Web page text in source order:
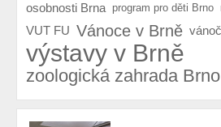
osobnosti Brna program pro děti Brno
VUT FU Vánoce v Brně
výstavy v Brně
zoologická zahrada Brno